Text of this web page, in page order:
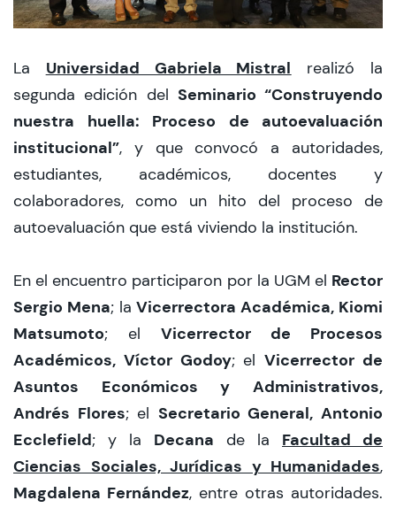
La Universidad Gabriela Mistral realizó la
segunda edición del Seminario “Construyendo
nuestra huella: Proceso de autoevaluación
institucional”, y que convocó a autoridades,
estudiantes, académicos, docentes y
colaboradores, como un hito del proceso de
autoevaluación que está viviendo la institución.
En el encuentro participaron por la UGM el Rector
Sergio Mena; laVicerrectora Académica, Kiomi
Matsumoto; el Vicerrector de Procesos
Académicos, Víctor Godoy; elVicerrector de
Asuntos Económicos y Administrativos,
Andrés Flores; el Secretario General, Antonio
Ecclefield; y la Decana de la Facultad de
Ciencias Sociales, Jurídicas y Humanidades,
Magdalena Fernández, entre otras autoridades.